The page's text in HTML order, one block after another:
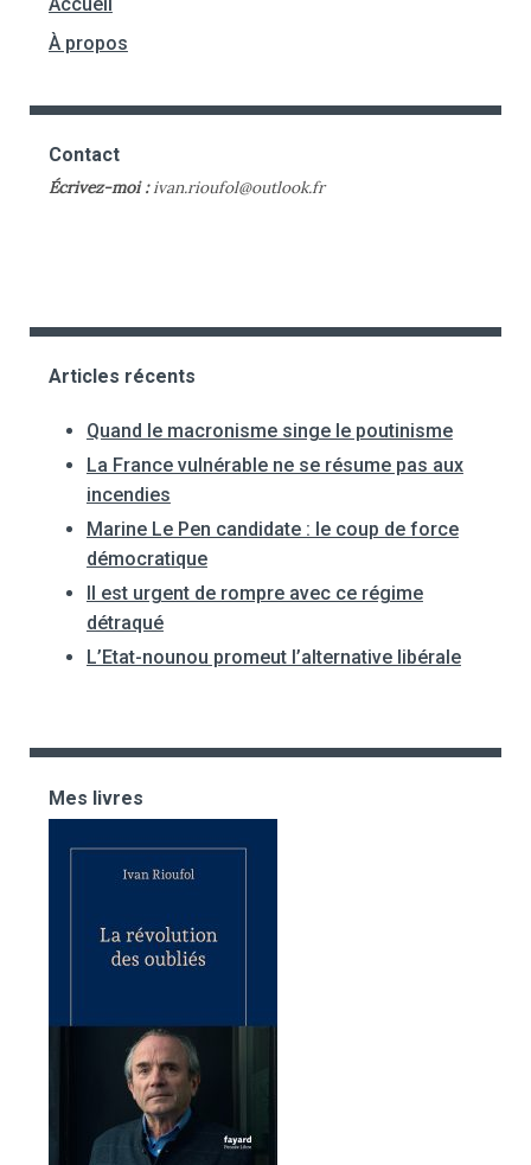
À propos
Contact
Écrivez-moi :ivan.rioufol@outlook.fr
Articles récents
Quand le macronisme singe le poutinisme
La France vulnérable ne se résume pas aux
incendies
Marine Le Pen candidate : le coup de force
démocratique
Il est urgent de rompre avec ce régime
détraqué
L’Etat-nounou promeut l’alternative libérale
Mes livres